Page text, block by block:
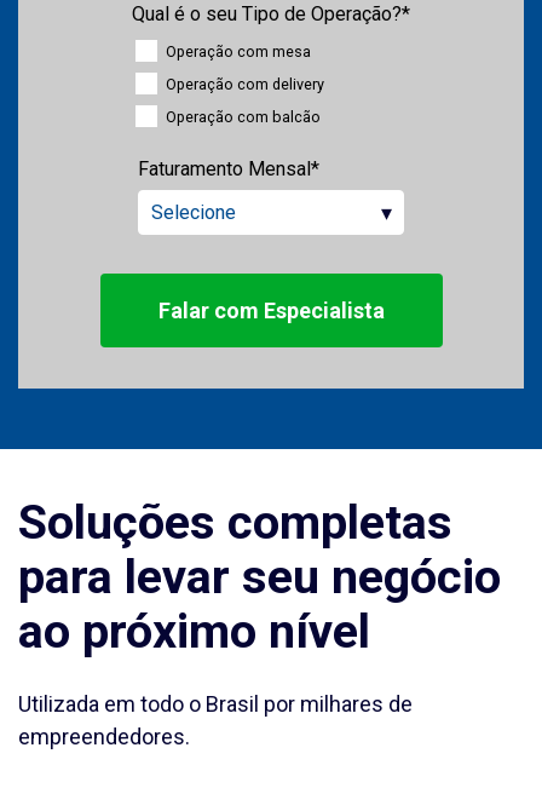
Qual é o seu Tipo de Operação?*
Operação com mesa
Operação com delivery
Operação com balcão
Faturamento Mensal*
Soluções completas
para levar seu negócio
ao próximo nível
Utilizada em todo o Brasil por milhares de
empreendedores.